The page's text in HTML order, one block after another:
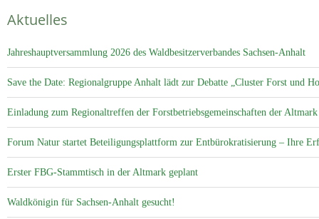
Aktuelles
Jahreshauptversammlung 2026 des Waldbesitzerverbandes Sachsen-Anhalt
Save the Date: Regionalgruppe Anhalt lädt zur Debatte „Cluster Forst und
Einladung zum Regionaltreffen der Forstbetriebsgemeinschaften der
Forum Natur startet Beteiligungsplattform zur Entbürokratisierung – Ihre
Erster FBG-Stammtisch in der Altmark geplant
Waldkönigin für Sachsen-Anhalt gesucht!